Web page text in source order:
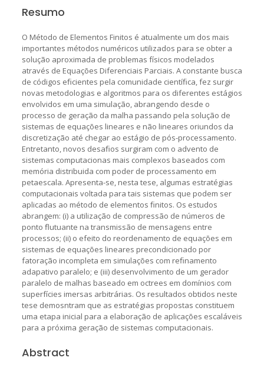
Resumo
O Método de Elementos Finitos é atualmente um dos mais
importantes métodos numéricos utilizados para se obter a
solução aproximada de problemas físicos modelados
através de Equações Diferenciais Parciais. A constante busca
de códigos eﬁcientes pela comunidade cientíﬁca, fez surgir
novas metodologias e algoritmos para os diferentes estágios
envolvidos em uma simulação, abrangendo desde o
processo de geração da malha passando pela solução de
sistemas de equações lineares e não lineares oriundos da
discretização até chegar ao estágio de pós-processamento.
Entretanto, novos desaﬁos surgiram com o advento de
sistemas computacionas mais complexos baseados com
memória distribuida com poder de processamento em
petaescala. Apresenta-se, nesta tese, algumas estratégias
computacionais voltada para tais sistemas que podem ser
aplicadas ao método de elementos ﬁnitos. Os estudos
abrangem: (i) a utilização de compressão de números de
ponto ﬂutuante na transmissão de mensagens entre
processos; (ii) o efeito do reordenamento de equações em
sistemas de equações lineares precondicionado por
fatoração incompleta em simulações com reﬁnamento
adapativo paralelo; e (iii) desenvolvimento de um gerador
paralelo de malhas baseado em octrees em domínios com
superfícies imersas arbitrárias. Os resultados obtidos neste
tese demosntram que as estratégias propostas constituem
uma etapa inicial para a elaboração de aplicações escaláveis
para a próxima geração de sistemas computacionais.
Abstract